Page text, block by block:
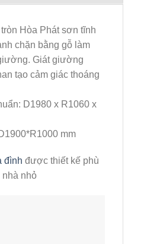
Hòa Phát sơn tĩnh
chặn bằng gỗ làm
Giát giường
tạo cảm giác thoáng
D1980 x R1060 x
mm
đình được thiết kế phù
nhỏ